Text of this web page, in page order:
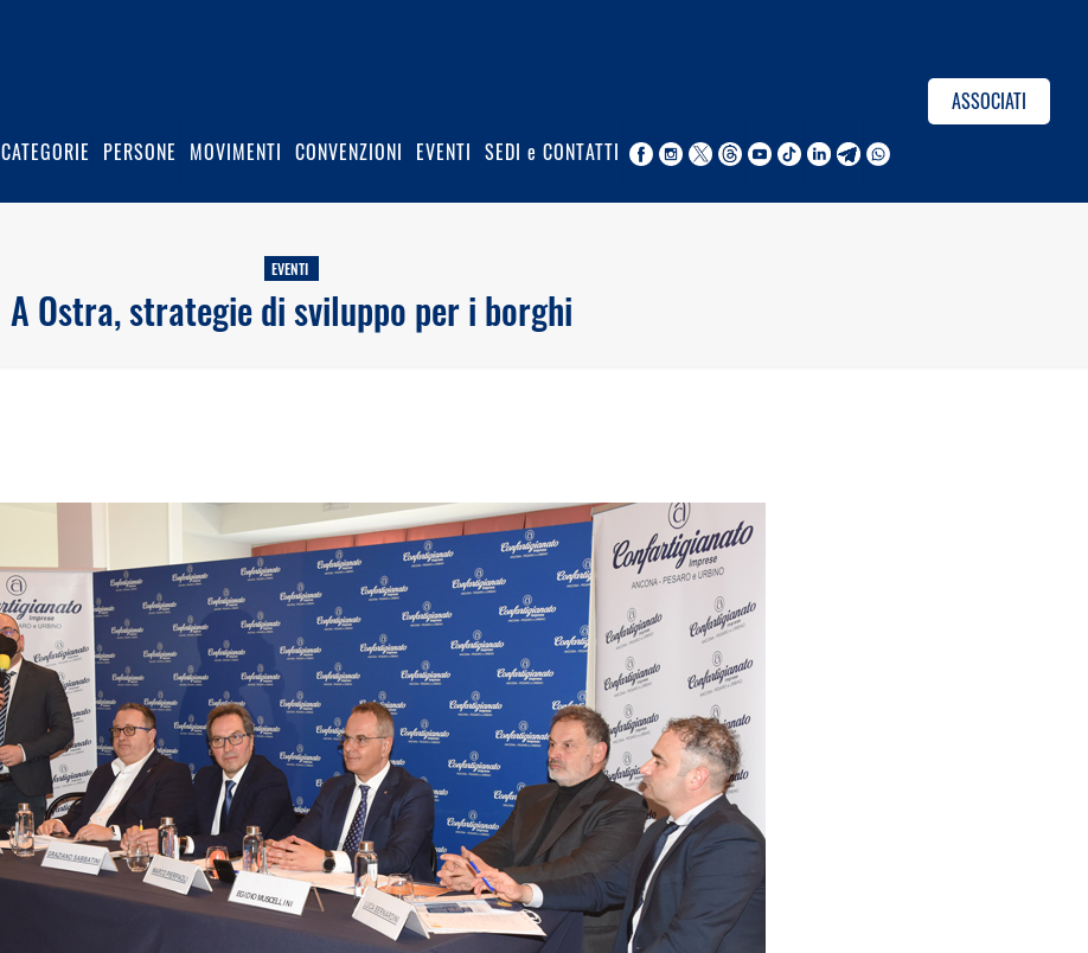
CATEGORIE PERSONE MOVIMENTI CONVENZIONI EVENTI SEDI e CONTATTI
ASSOCIATI
EVENTI
A Ostra, strategie di sviluppo per i borghi